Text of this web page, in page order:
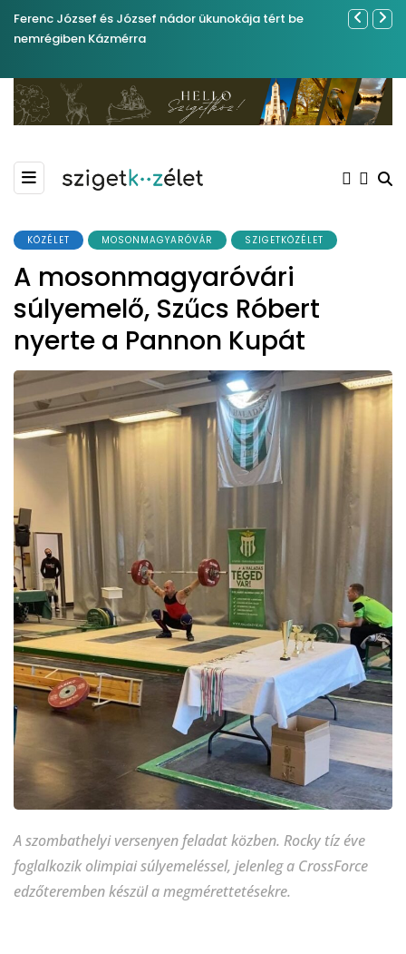
Ferenc József és József nádor ükunokája tért be
nemrégiben Kázmérra
Év
KÖZÉLET MOSONMAGYARÓVÁR SZIGETKÖZÉLET
A mosonmagyaróvári
súlyemelő, Szűcs Róbert
nyerte a Pannon Kupát
A szombathelyi versenyen feladat közben. Rocky tíz éve
foglalkozik olimpiai súlyemeléssel, jelenleg a CrossForce
edzőteremben készül a megmérettetésekre.